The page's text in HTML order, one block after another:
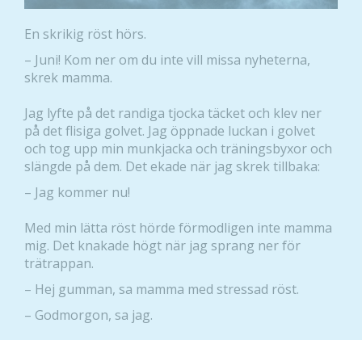
En skrikig röst hörs.
– Juni! Kom ner om du inte vill missa nyheterna,
skrek mamma.
Jag lyfte på det randiga tjocka täcket och klev ner
på det flisiga golvet. Jag öppnade luckan i golvet
och tog upp min munkjacka och träningsbyxor och
slängde på dem. Det ekade när jag skrek tillbaka:
– Jag kommer nu!
Med min lätta röst hörde förmodligen inte mamma
mig. Det knakade högt när jag sprang ner för
trätrappan.
– Hej gumman, sa mamma med stressad röst.
– Godmorgon, sa jag.